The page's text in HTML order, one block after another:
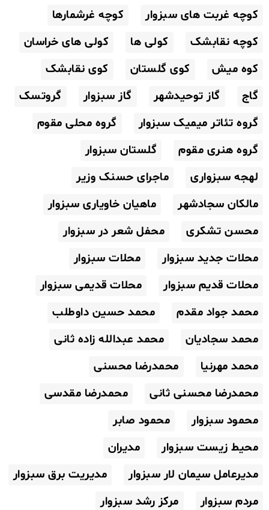
کوچه غربت های سبزوار
کوچه غرشمارها
کوچه نقابشک
کولی ها
کولی های خراسان
کوه میش
کوی گلستان
کوی نقابشک
گاج
گاز توحیدشهر گاز سبزوار
گروتسک
گروه تئاتر میمیک سبزوار
گروه محلی مقوم
گروه هنری مقوم
گلستان سبزوار
لهجه سبزواری
ماجرای حسنک وزیر
مالکان سجادشهر
ماهیان خاویاری سبزوار
محسن تشکری
محفل شعر در سبزوار
محلات جدید سبزوار
محلات سبزوار
محلات قدیم سبزوار
محلات قدیمی سبزوار
محمد جواد مقدم
محمد حسین داوطلب
محمد سجادیان
محمد عبدالله زاده ثانی
محمد مهرنیا
محمدرضا محسنی
محمدرضا محسنی ثانی
محمدرضا مقدسی
محمود سبزوار
محمود صابر
محیط زیست سبزوار
مدیران
مدیرعامل سیمان لار سبزوار
مدیریت برق سبزوار
مردم سبزوار
مرکز رشد سبزوار